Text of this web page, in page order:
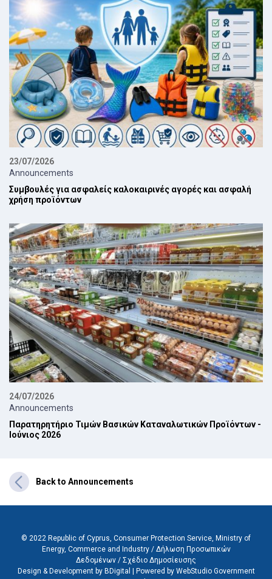
23/07/2026
Announcements
Συμβουλές για ασφαλείς καλοκαιρινές αγορές και ασφαλή
χρήση προϊόντων
24/07/2026
Announcements
Παρατηρητήριο Τιμών Βασικών Καταναλωτικών Προϊόντων -
Ιούνιος 2026
Back to Announcements
© 2022 Republic of Cyprus, Consumer Protection Service, Ministry of
Energy, Commerce and Industry / Δήλωση Προσωπικών
Δεδομένων / Σχέδιο Δημοσίευσης
Design & Development by BDigital
Powered by WebStudio Government